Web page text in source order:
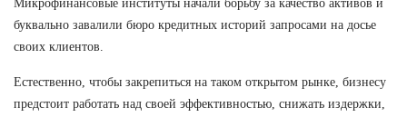
Микрофинансовые институты начали борьбу за качество активов и
буквально завалили бюро кредитных историй запросами на досье
своих клиентов.
Естественно, чтобы закрепиться на таком открытом рынке, бизнесу
предстоит работать над своей эффективностью, снижать издержки,